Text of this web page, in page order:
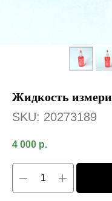
Жидкость
SKU: 20273189
4 000 р.